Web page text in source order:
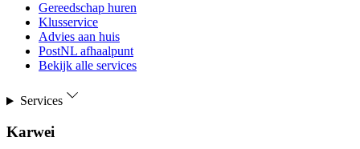
Gereedschap huren
Klusservice
Advies aan huis
PostNL afhaalpunt
Bekijk alle services
Services
Karwei